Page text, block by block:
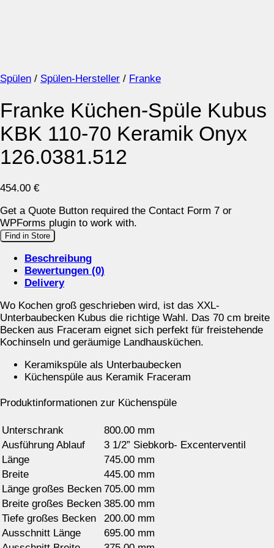
Spülen / Spülen-Hersteller / Franke
Franke Küchen-Spüle Kubus
KBK 110-70 Keramik Onyx
126.0381.512
454.00 €
Get a Quote Button required the Contact Form 7 or
WPForms plugin to work with.
Find in Store
Beschreibung
Bewertungen (0)
Delivery
Wo Kochen groß geschrieben wird, ist das XXL-
Unterbaubecken Kubus die richtige Wahl. Das 70 cm breite
Becken aus Fraceram eignet sich perfekt für freistehende
Kochinseln und geräumige Landhausküchen.
Keramikspüle als Unterbaubecken
Küchenspüle aus Keramik Fraceram
Produktinformationen zur Küchenspüle
Unterschrank
800.00 mm
Ausführung Ablauf
3 1/2” Siebkorb- Excenterventil
Länge
745.00 mm
Breite
445.00 mm
Länge großes Becken 705.00 mm
Breite großes Becken 385.00 mm
Tiefe großes Becken
200.00 mm
Ausschnitt Länge
695.00 mm